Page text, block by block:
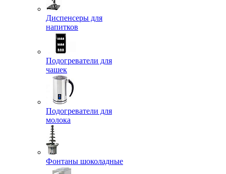
Диспенсеры для
напитков
Подогреватели для
чашек
Подогреватели для
молока
Фонтаны шоколадные